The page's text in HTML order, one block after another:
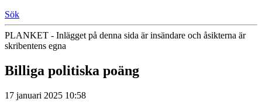
Sök
PLANKET - Inlägget på denna sida är insändare och åsikterna är
skribentens egna
Billiga politiska poäng
17 januari 2025 10:58